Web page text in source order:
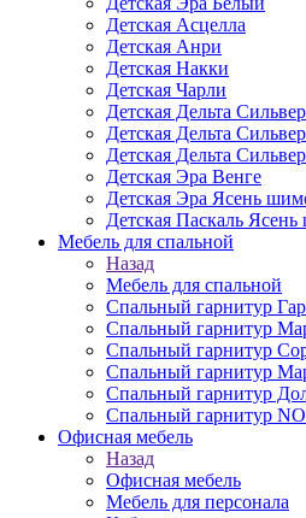
Детская Асцелла
Детская Анри
Детская Накки
Детская Чарли
Детская Дельта
Детская Дельта
Детская Дельта
Детская Эра Венге
Детская Эра Ясень
Детская Паскаль
Мебель для спальной
Назад
Мебель для спальной
Спальный гарнитур
Спальный гарнитур
Спальный гарнитур
Спальный гарнитур
Спальный гарнитур
Спальный гарнитур
Офисная мебель
Назад
Офисная мебель
Мебель для персонала